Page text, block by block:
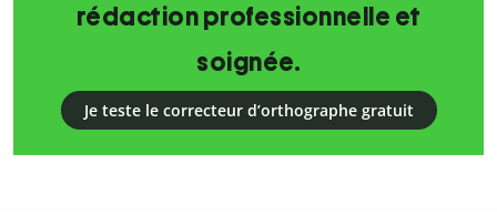
rédaction professionnelle et
soignée.
Je teste le correcteur d’orthographe gratuit